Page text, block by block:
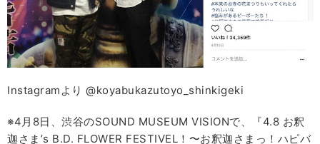
Instagramより @koyabukazutoyo_shinkigeki
※4月8日、渋谷のSOUND MUSEUM VISIONで、『4.8 お釈
迦さま’s B.D. FLOWER FESTIVEL！〜お釈迦さまっ！ハピバ